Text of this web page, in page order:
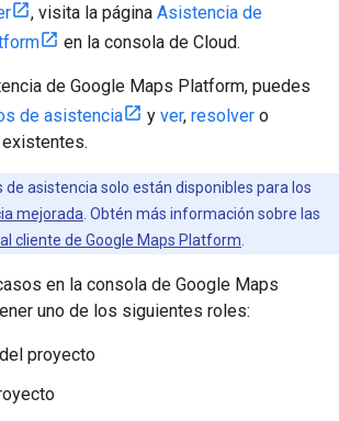
, visita la página Asistencia de
en la consola de Cloud.
de Google Maps Platform, puedes
de asistencia
y ver, resolver o
asistencia solo están disponibles para los
mejorada . Obtén más información sobre las
cliente de Google Maps Platform
en la consola de Google Maps
uno de los siguientes roles:
proyecto